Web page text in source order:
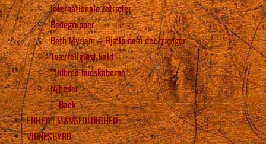
Internationale retræter
Bedegrupper
Beth Myriam – Hjælp dem der trænger
Tværreligiøst kald
“Udbred budskaberne”!
Nyheder
Back
ENHED i MANGFOLDIGHED
VIDNESBYRD